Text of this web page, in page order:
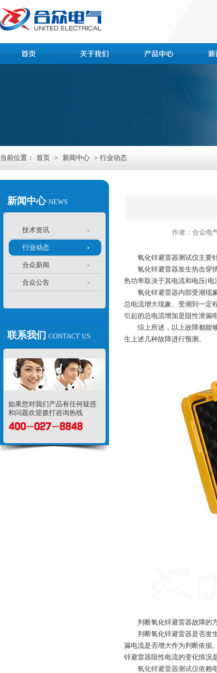
当前位置： 首页 > 新闻中心 > 行业动态
新闻中心 NEWS
技术资讯
行业动态
合众新闻
合众公告
联系我们 CONTACT US
如果您对我们产品有任何疑惑
和问题欢迎拨打咨询热线
作者：合众电
氧化锌避雷器测试仪主要针
氧化锌避雷器发生热击穿情
热功率取决于其电流和电压(
氧化锌避雷器内部受潮现象
总电流增大现象。受潮到一定
引起的总电流增加是阻性泄漏
综上所述，以上故障都能够
生上述几种故障进行预测。
判断氧化锌避雷器故障的
判断氧化锌避雷器是否发生
漏电流是否增大作为判断依据
锌避雷器阻性电流的变化情况
氧化锌避雷器测试仪依赖